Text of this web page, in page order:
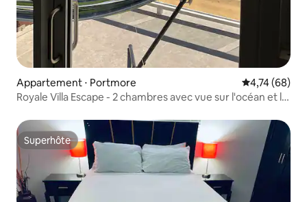
Appartement ⋅ Portmore Évaluation
4,74 (68)
Royale Villa Escape - 2 chambres avec vue sur l'océan et la
Superhôte
Superhôte